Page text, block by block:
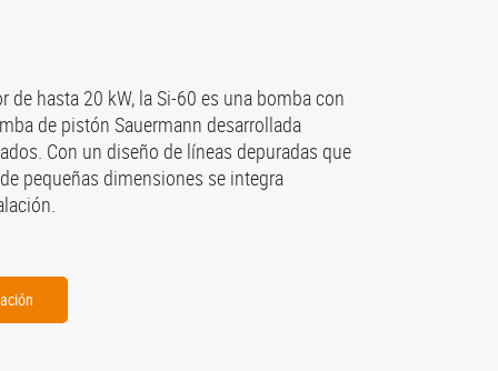
hasta 20 kW, la Si-60 es una bomba con
de pistón Sauermann desarrollada
Con un diseño de líneas depuradas que
pequeñas dimensiones se integra